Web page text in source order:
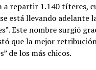
a repartir 1.140 títeres,
está llevando adelante
Este nombre surgió
que la mejor
de los más chicos.